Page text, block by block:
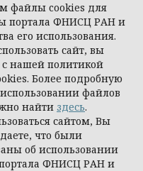
персональных
2026
файлы cookies для
портала ФНИСЦ РАН и
его использования.
сайт, вы
с нашей политикой
Более подробную
файлов
найти здесь.
сайтом, Вы
что были
об использовании
ФНИСЦ РАН и